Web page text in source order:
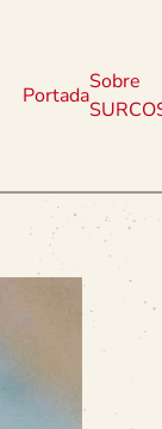
Portada
Sobre